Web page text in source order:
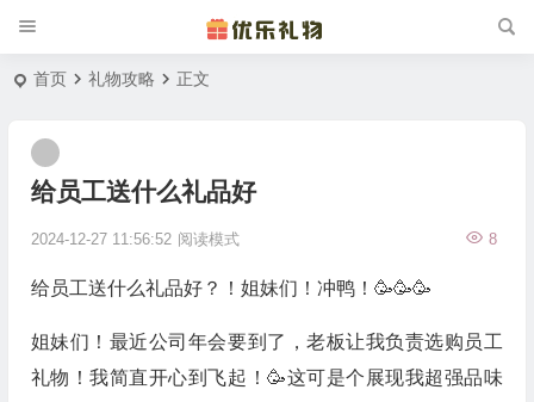
首页 礼物攻略 正文
给员工送什么礼品好
2024-12-27 11:56:52 8
阅读模式
给员工送什么礼品好？！姐妹们！冲鸭！🥳🥳🥳
姐妹们！最近公司年会要到了，老板让我负责选购员工
礼物！我简直开心到飞起！🥳这可是个展现我超强品味